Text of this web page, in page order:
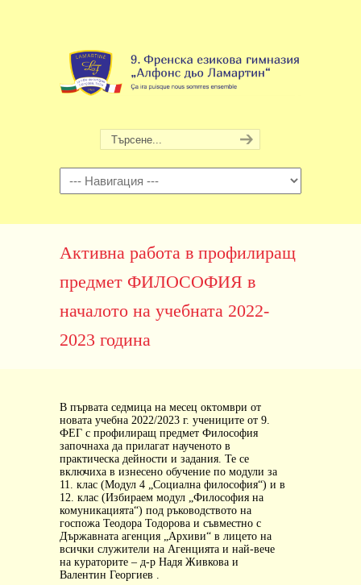
Навигация
Активна работа в профилиращ
предмет ФИЛОСОФИЯ в
началото на учебната 2022-
2023 година
В първата седмица на месец октомври от
новата учебна 2022/2023 г. учениците от 9.
ФЕГ с профилиращ предмет Философия
започнаха да прилагат наученото в
практическа дейности и задания. Те се
включиха в изнесено обучение по модули за
11. клас (Модул 4 „Социална философия“) и в
12. клас (Избираем модул „Философия на
комуникацията“) под ръководството на
госпожа Теодора Тодорова и съвместно с
Държавната агенция „Архиви“ в лицето на
всички служители на Агенцията и най-вече
на кураторите – д-р Надя Живкова и
Валентин Георгиев .